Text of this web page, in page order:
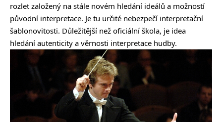
rozlet založený na stále novém hledání ideálů a možností
původní interpretace. Je tu určité nebezpečí interpretační
šablonovitosti. Důležitější než oficiální škola, je idea
hledání autenticity a věrnosti interpretace hudby.